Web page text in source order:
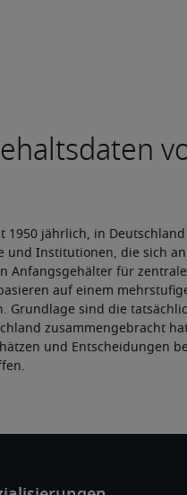
1950 jährlich, in
und Institutionen, die sich
Anfangsgehälter für
auf einem
Grundlage sind die
zusammengebracht
und Entscheidungen